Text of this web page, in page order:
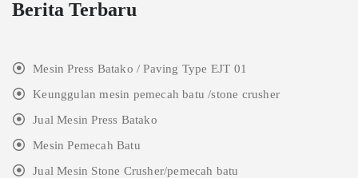
Berita Terbaru
Mesin Press Batako / Paving Type EJT 01
Keunggulan mesin pemecah batu /stone crusher
Jual Mesin Press Batako
Mesin Pemecah Batu
Jual Mesin Stone Crusher/pemecah batu